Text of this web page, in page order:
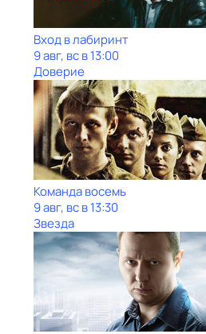
Вход в лабиринт
9 авг, вс в 13:00
Доверие
Команда восемь
9 авг, вс в 13:30
Звезда